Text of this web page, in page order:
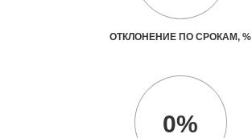
ОТКЛОНЕНИЕ ПО СРОКАМ, %
0%